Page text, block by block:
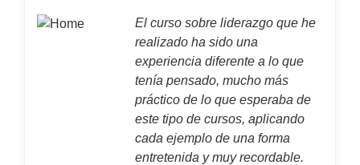
El curso sobre liderazgo que he
realizado ha sido una
experiencia diferente a lo que
tenía pensado, mucho más
práctico de lo que esperaba de
este tipo de cursos, aplicando
cada ejemplo de una forma
entretenida y muy recordable.